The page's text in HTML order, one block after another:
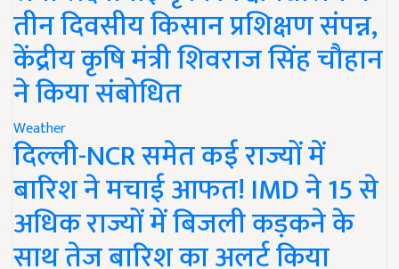
तीन दिवसीय किसान प्रशिक्षण संपन्न,
केंद्रीय कृषि मंत्री शिवराज सिंह चौहान
ने किया संबोधित
Weather
दिल्ली-NCR समेत कई राज्यों में
बारिश ने मचाई आफत! IMD ने 15 से
अधिक राज्यों में बिजली कड़कने के
साथ तेज बारिश का अलर्ट किया